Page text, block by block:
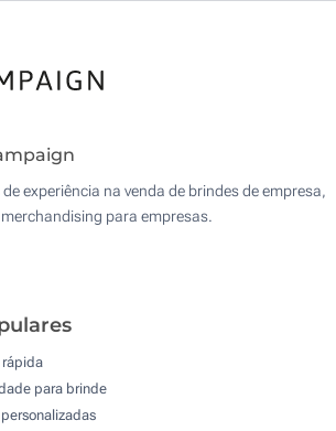
experiência na venda de brindes de empresa,
para empresas.
rápida
para brinde